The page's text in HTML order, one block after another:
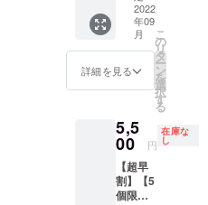
ことも
可能 保
存方
法） 冷
存：乾
燥しな
に保存
袋や
ラップ
で密閉
し、野
菜室に
袋や
ラップ
菜室に
入れ
みの原
因にな
るた
め、拭
きと
ていた
だきま
す。詳
メール
にてご
– 8種
類程度
のとう
がらし
を楽し
の当
日、私
たちも
参加し
て、と
いて説
明をし
ます！
詳細）
ｰ
2020年
ヨ 上
記も含
めて全
部で
10〜15
ので、
その中
種類送
りま
す。
とうが
らしの
料理の
仕方を
教えて
もらい
いしく
料理し
て食べ
てみよ
う！と
いう企
なたの
ために
とうが
らしを
育てま
す！ と
オー
ナーに
なりま
せん
か？ 詳
細） ・
2022
年09
月
詳細を見る
こ
の
リ
タ
ー
ン
を
選
択
す
る
5,5
00 円
在庫な
し
【超早
割】【5
個限